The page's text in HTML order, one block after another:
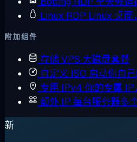
Linux RDP Linux 桌面
附加组件
存储 VPS 大磁盘套餐
自定义 ISO 启动你自
专用 IPv4 你的专属 IP
额外 IP 每台服务器多
新